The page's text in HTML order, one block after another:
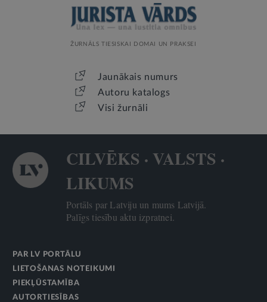
ŽURNĀLS TIESISKAI DOMAI UN PRAKSEI
Jaunākais numurs
Autoru katalogs
Visi žurnāli
CILVĒKS · VALSTS ·
LIKUMS
Portāls par Latviju un mums Latvijā.
Palīgs tiesību aktu izpratnei.
PAR LV PORTĀLU
LIETOŠANAS NOTEIKUMI
PIEKĻŪSTAMĪBA
AUTORTIESĪBAS